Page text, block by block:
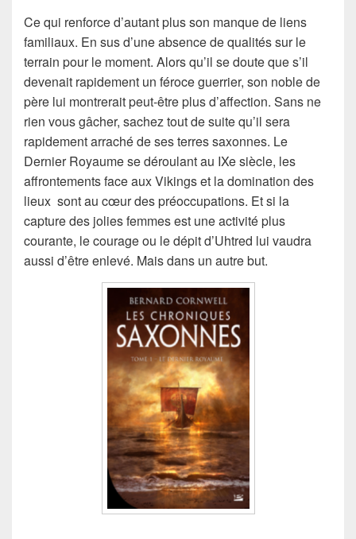
Ce qui renforce d’autant plus son manque de liens
familiaux. En sus d’une absence de qualités sur le
terrain pour le moment. Alors qu’il se doute que s’il
devenait rapidement un féroce guerrier, son noble de
père lui montrerait peut-être plus d’affection. Sans ne
rien vous gâcher, sachez tout de suite qu’il sera
rapidement arraché de ses terres saxonnes. Le
Dernier Royaume se déroulant au IXe siècle, les
affrontements face aux Vikings et la domination des
lieux sont au cœur des préoccupations. Et si la
capture des jolies femmes est une activité plus
courante, le courage ou le dépit d’Uhtred lui vaudra
aussi d’être enlevé. Mais dans un autre but.